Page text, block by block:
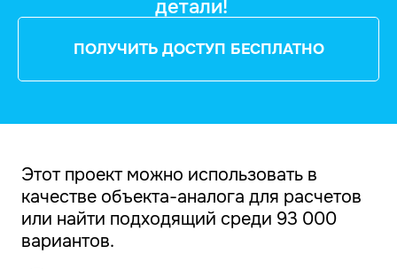
детали!
ПОЛУЧИТЬ ДОСТУП БЕСПЛАТНО
Этот проект можно использовать в
качестве объекта-аналога для расчетов
или найти подходящий среди 93 000
вариантов.